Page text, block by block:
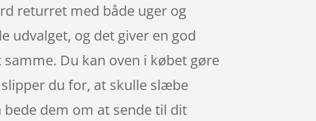
returret med både uger og
udvalget, og det giver en god
Du kan oven i købet gøre
du for, at skulle slæbe
dem om at sende til dit